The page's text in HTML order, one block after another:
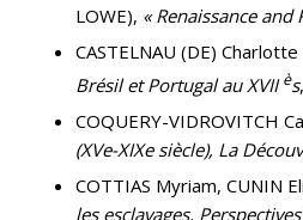
LOWE), « Renaissance
CASTELNAU (DE) Charlotte
Brésil et Portugal au XVIIès
COQUERY-VIDROVITCH
(XVe-XIXe siècle), La
COTTIAS Myriam, CUNIN
les esclavages,